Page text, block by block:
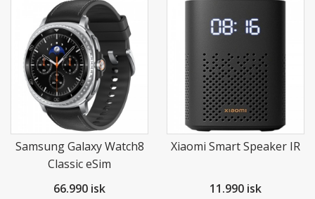
Samsung Galaxy Watch8
Classic eSim
66.990 isk
Xiaomi Smart Speaker IR
11.990 isk